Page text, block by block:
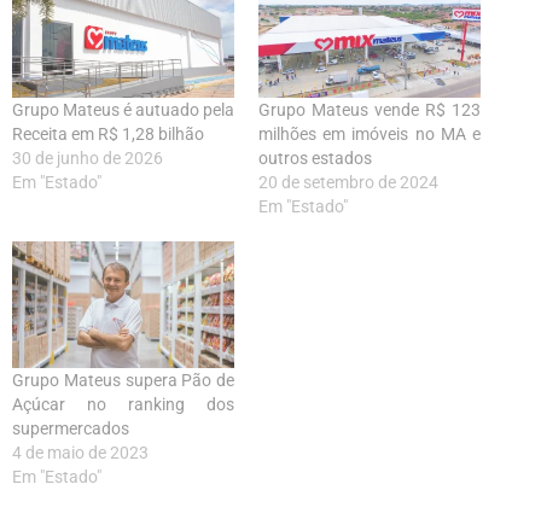
Grupo Mateus é autuado pela
Receita em R$ 1,28 bilhão
30 de junho de 2026
Em "Estado"
Grupo Mateus vende R$ 123
milhões em imóveis no MA e
outros estados
20 de setembro de 2024
Em "Estado"
Grupo Mateus supera Pão de
Açúcar no ranking dos
supermercados
4 de maio de 2023
Em "Estado"